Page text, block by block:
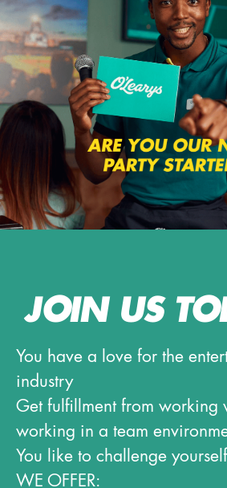
JOIN US
You have a love for the
industry
Get fulfillment from working
working in a team
You like to challenge yourself
WE OFFER: